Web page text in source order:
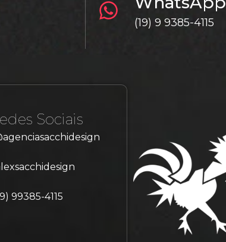
(19) 9 9385-4115
Sociais
99385-4115